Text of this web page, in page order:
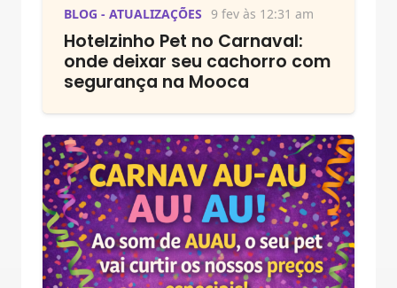
BLOG - ATUALIZAÇÕES 9 fev às 12:31 am
Hotelzinho Pet no Carnaval:
onde deixar seu cachorro com
segurança na Mooca